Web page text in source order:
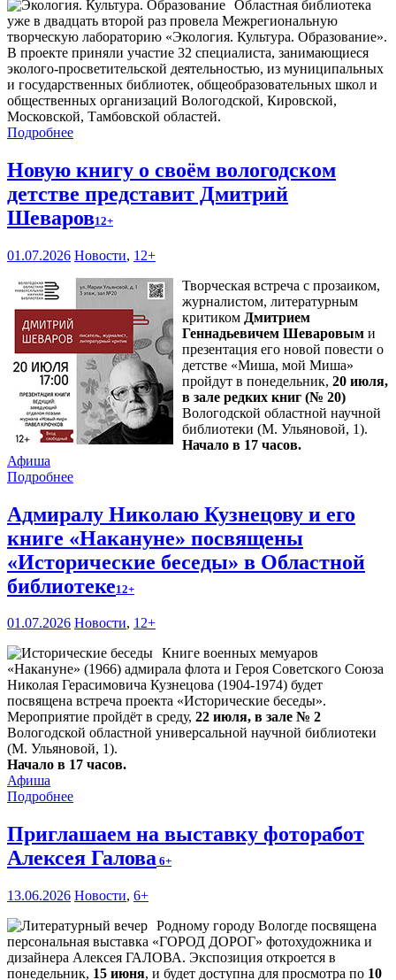
Областная библиотека
уже в двадцать второй раз провела Межрегиональную
творческую лабораторию «Экология. Культура. Образование».
В проекте приняли участие 32 специалиста, занимающиеся
эколого-просветительской деятельностью, из муниципальных
и государственных библиотек, общеобразовательных школ и
общественных организаций Вологодской, Кировской,
Московской, Тамбовской областей.
Подробнее
Новую книгу о своём вологодском
детстве представит Дмитрий
Шеваров12+
01.07.2026 Новости, 12+
Творческая встреча с прозаиком,
журналистом, литературным
критиком Дмитрием
Геннадьевичем Шеваровым и
презентация его новой повести о
детстве «Миша, мой Миша»
пройдут в понедельник, 20 июля,
в зале редких книг (№ 20)
Вологодской областной научной
библиотеки (М. Ульяновой, 1).
Начало в 17 часов.
Афиша
Подробнее
Адмиралу Николаю Кузнецову и его
книге «Накануне» посвящены
«Исторические беседы» в Областной
библиотеке12+
01.07.2026 Новости, 12+
Книге военных мемуаров
«Накануне» (1966) адмирала флота и Героя Советского Союза
Николая Герасимовича Кузнецова (1904-1974) будет
посвящена встреча проекта «Исторические беседы».
Мероприятие пройдёт в среду, 22 июля, в зале № 2
Вологодской областной универсальной научной библиотеки
(М. Ульяновой, 1).
Начало в 17 часов.
Афиша
Подробнее
Приглашаем на выставку фоторабот
Алексея Галова 6+
13.06.2026 Новости, 6+
Родному городу Вологде посвящена
персональная выставка «ГОРОД ДОРОГ» фотохудожника и
дизайнера Алексея ГАЛОВА. Экспозиция откроется в
понедельник, 15 июня, и будет доступна для просмотра по 10